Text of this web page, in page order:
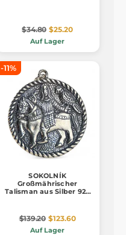
$34.80 $25.20
Auf Lager
-11%
SOKOLNÍK
Großmährischer
Talisman aus Silber 925
$139.20 $123.60
Auf Lager